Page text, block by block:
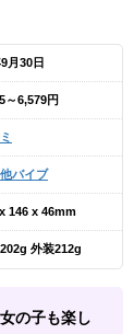
月30日
～6,579円
バイブ
146 x 46mm
外装212g
の子も楽し